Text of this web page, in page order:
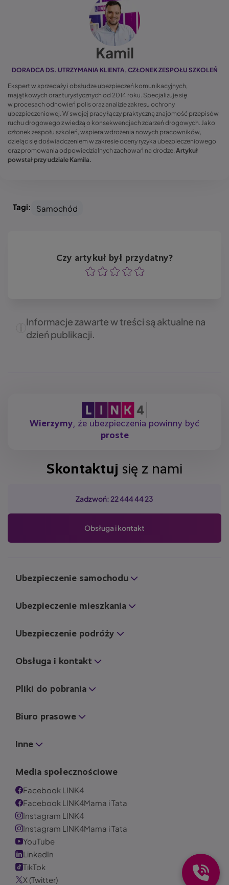
Kamil
DORADCA DS. UTRZYMANIA KLIENTA, CZŁONEK ZESPOŁU SZKOLEŃ
Ekspert w sprzedaży i obsłudze ubezpieczeń komunikacyjnych,
majątkowych oraz turystycznych od 2014 roku. Specjalizuje się
w procesach odnowień polis oraz analizie zakresu ochrony
ubezpieczeniowej. W swojej pracy łączy praktyczną znajomość przepisów
ruchu drogowego z wiedzą o konsekwencjach zdarzeń drogowych. Jako
członek zespołu szkoleń, wspiera wdrożenia nowych pracowników,
dzieląc się doświadczeniem w zakresie oceny ryzyka ubezpieczeniowego
oraz promowania odpowiedzialnych zachowań na drodze. Artykuł
powstał przy udziale Kamila.
Tagi: Samochód
Czy artykuł był przydatny?
OcenaOcenaOcena
OcenaOcena
Informacje zawarte w treści są aktualne na
dzień publikacji.
Wierzymy, że ubezpieczenia powinny być
proste
Skontaktuj się z nami
Zadzwoń: 22 444 44 23
Obsługa i kontakt
Ubezpieczenie samochodu
Ubezpieczenie mieszkania
Ubezpieczenie podróży
Obsługa i kontakt
Pliki do pobrania
Biuro prasowe
Inne
Media społecznościowe
Facebook LINK4
Facebook LINK4Mama i Tata
Instagram LINK4
Instagram LINK4Mama i Tata
YouTube
LinkedIn
TikTok
X (Twitter)